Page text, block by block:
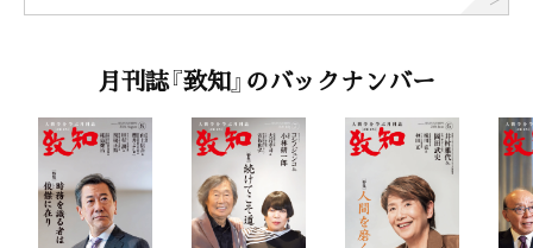
月刊誌『致知』のバックナンバー